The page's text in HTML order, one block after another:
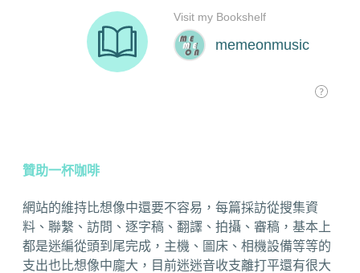
贊助一杯咖啡
網站的維持比想像中還要不容易，每篇採訪從搜集資
料、聯繫、訪問、逐字稿、翻譯、拍攝、審稿，基本上
都是迷編從頭到尾完成，主機、圖床、相機設備等等的
支出也比想像中龐大，目前迷迷音收支離打平還有很大